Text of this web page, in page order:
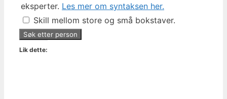
eksperter. Les mer om syntaksen her.
Skill mellom store og små bokstaver.
Lik dette: